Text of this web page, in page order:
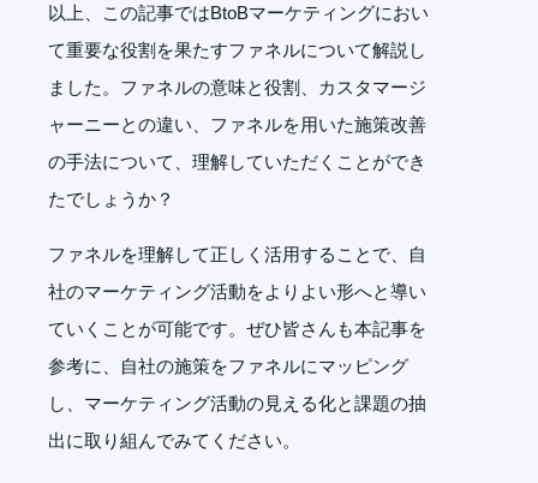
以上、この記事ではBtoBマーケティングにおい
て重要な役割を果たすファネルについて解説し
ました。ファネルの意味と役割、カスタマージ
ャーニーとの違い、ファネルを用いた施策改善
の手法について、理解していただくことができ
たでしょうか？
ファネルを理解して正しく活用することで、自
社のマーケティング活動をよりよい形へと導い
ていくことが可能です。ぜひ皆さんも本記事を
参考に、自社の施策をファネルにマッピング
し、マーケティング活動の見える化と課題の抽
出に取り組んでみてください。